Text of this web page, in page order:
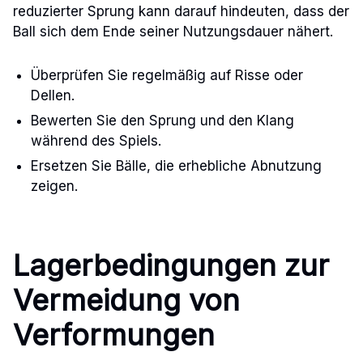
reduzierter Sprung kann darauf hindeuten, dass der
Ball sich dem Ende seiner Nutzungsdauer nähert.
Überprüfen Sie regelmäßig auf Risse oder
Dellen.
Bewerten Sie den Sprung und den Klang
während des Spiels.
Ersetzen Sie Bälle, die erhebliche Abnutzung
zeigen.
Lagerbedingungen zur
Vermeidung von
Verformungen